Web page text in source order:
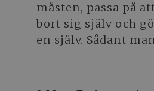
måsten, passa på
bort sig själv och
en själv. Sådant